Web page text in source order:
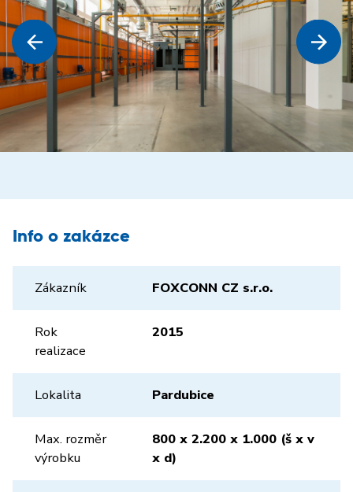
Info o zakázce
Zákazník FOXCONN CZ s.r.o.
Rok
realizace
2015
Lokalita Pardubice
Max. rozměr
výrobku
800 x 2.200 x 1.000 (š x v
x d)